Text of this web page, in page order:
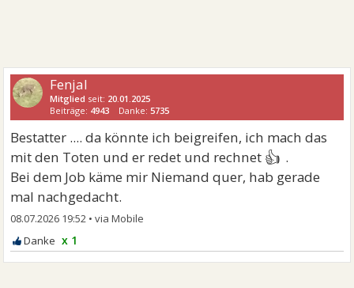
Fenjal
Mitglied seit: 20.01.2025
Beiträge: 4943 Danke:5735
Bestatter .... da könnte ich beigreifen, ich mach das
mit den Toten und er redet und rechnet 👍 .
Bei dem Job käme mir Niemand quer, hab gerade
mal nachgedacht.
08.07.2026 19:52 •
x 1